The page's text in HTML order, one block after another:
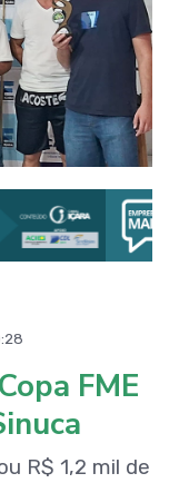
FME
R$ 1,2 mil de